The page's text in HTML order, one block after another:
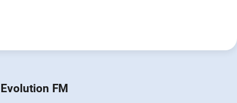
Evolution FM